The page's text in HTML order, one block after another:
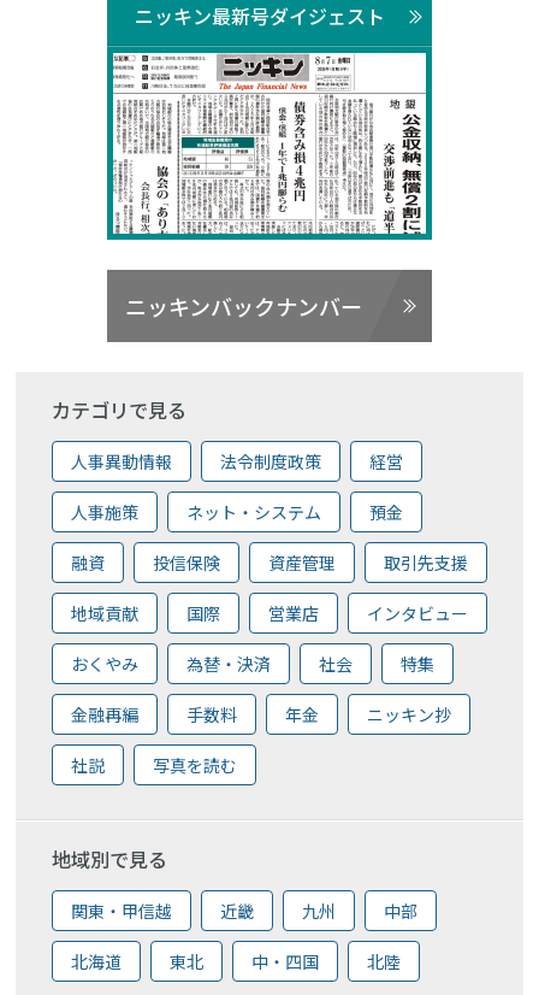
ニッキン最新号ダイジェスト
ニッキンバックナンバー
カテゴリで見る
人事異動情報 法令制度政策 経営
人事施策 ネット・システム 預金
融資 投信保険 資産管理 取引先支援
地域貢献 国際 営業店 インタビュー
おくやみ 為替・決済 社会 特集
金融再編 手数料 年金 ニッキン抄
社説 写真を読む
地域別で見る
関東・甲信越 近畿 九州 中部
北海道 東北 中・四国 北陸